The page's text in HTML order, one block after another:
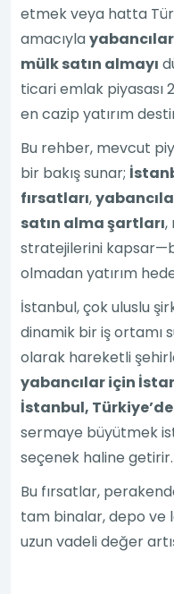
etmek veya hatta
amacıyla
mülk satın almayı
ticari emlak piyasası
en cazip yatırım
Bu rehber, mevcut
bir bakış sunar;
fırsatları,
satın alma şartları,
stratejilerini
olmadan yatırım
İstanbul, çok uluslu
dinamik bir iş ortamı
olarak hareketli
yabancılar için
İstanbul,
sermaye büyütmek
seçenek haline getirir.
Bu fırsatlar,
tam binalar, depo ve
uzun vadeli değer